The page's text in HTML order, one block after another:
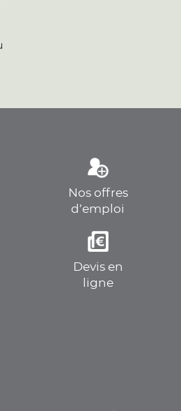
Nos offres
d’emploi
Devis en
ligne